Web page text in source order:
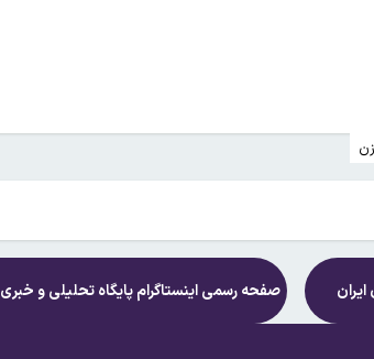
صفحه رسمی اینستاگرام پایگاه تحلیلی و خبری